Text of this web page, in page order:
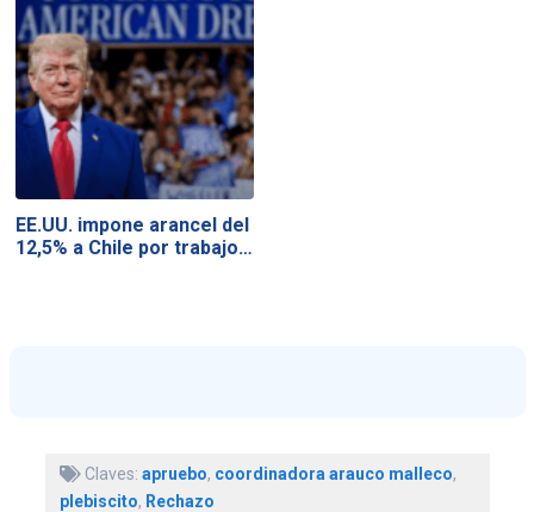
EE.UU. impone arancel del
12,5% a Chile por trabajo…
Claves: apruebo, coordinadora arauco malleco,
plebiscito, Rechazo